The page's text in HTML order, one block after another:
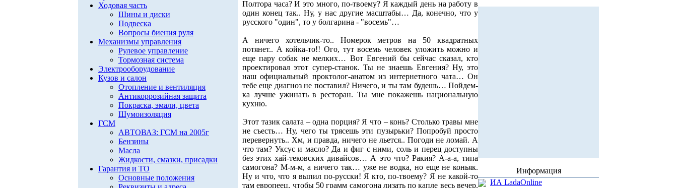
Ходовая часть
Шины и диски
Подвеска
Вопросы биения руля
Механизмы управления
Рулевое управление
Тормозная система
Электрооборудование
Кузов и салон
Отопление и вентиляция
Антикоррозийная защита
Покраска, эмали, цвета
Шумоизоляция
ГСМ
АВТОВАЗ: ГСМ на 2005г
Бензины
Масла
Жидкости, смазки, присадки
Гарантия и ТО
Основные положения
Полтора часа? И это много, по-твоему? Я каждый день на работу в
один конец так.. Ну, у нас другие масштабы… Да, конечно, что у
русского "один", то у болгарина - "восемь"…
А ничего хотельчик-то.. Номерок метров на 50 квадратных
потянет.. А койка-то!! Ого, тут восемь человек уложить можно и
еще пару собак не мелких… Вот Евгений бы сейчас сказал, кто
проектировал этот супер-станок. Ты не знаешь Евгения? Ну, это
наш официальный проктолог-анатом из интернетного чата… Он
тебе еще диагноз не поставил? Ничего, и ты там будешь… Пойдем-
ка лучше ужинать в ресторан. Ты мне покажешь национальную
кухню.
Этот тазик салата – одна порция? Я что – конь? Столько травы мне
не съесть… Ну, чего ты трясешь эти пузырьки? Попробуй просто
перевернуть.. Хм, и правда, ничего не льется.. Погоди не ломай. А
что там? Уксус и масло? Да и фиг с ними, соль и перец доступны
без этих хай-тековских дивайсов… А это что? Ракия? А-а-а, типа
самогона? М-м-м, а ничего так… уже не водка, но еще не коньяк.
Ну и что, что я выпил по-русски! Я кто, по-твоему? Я не какой-то
там европеец, чтобы 50 грамм самогона лизать по капле весь вечер.
Информация
ИА LadaOnline